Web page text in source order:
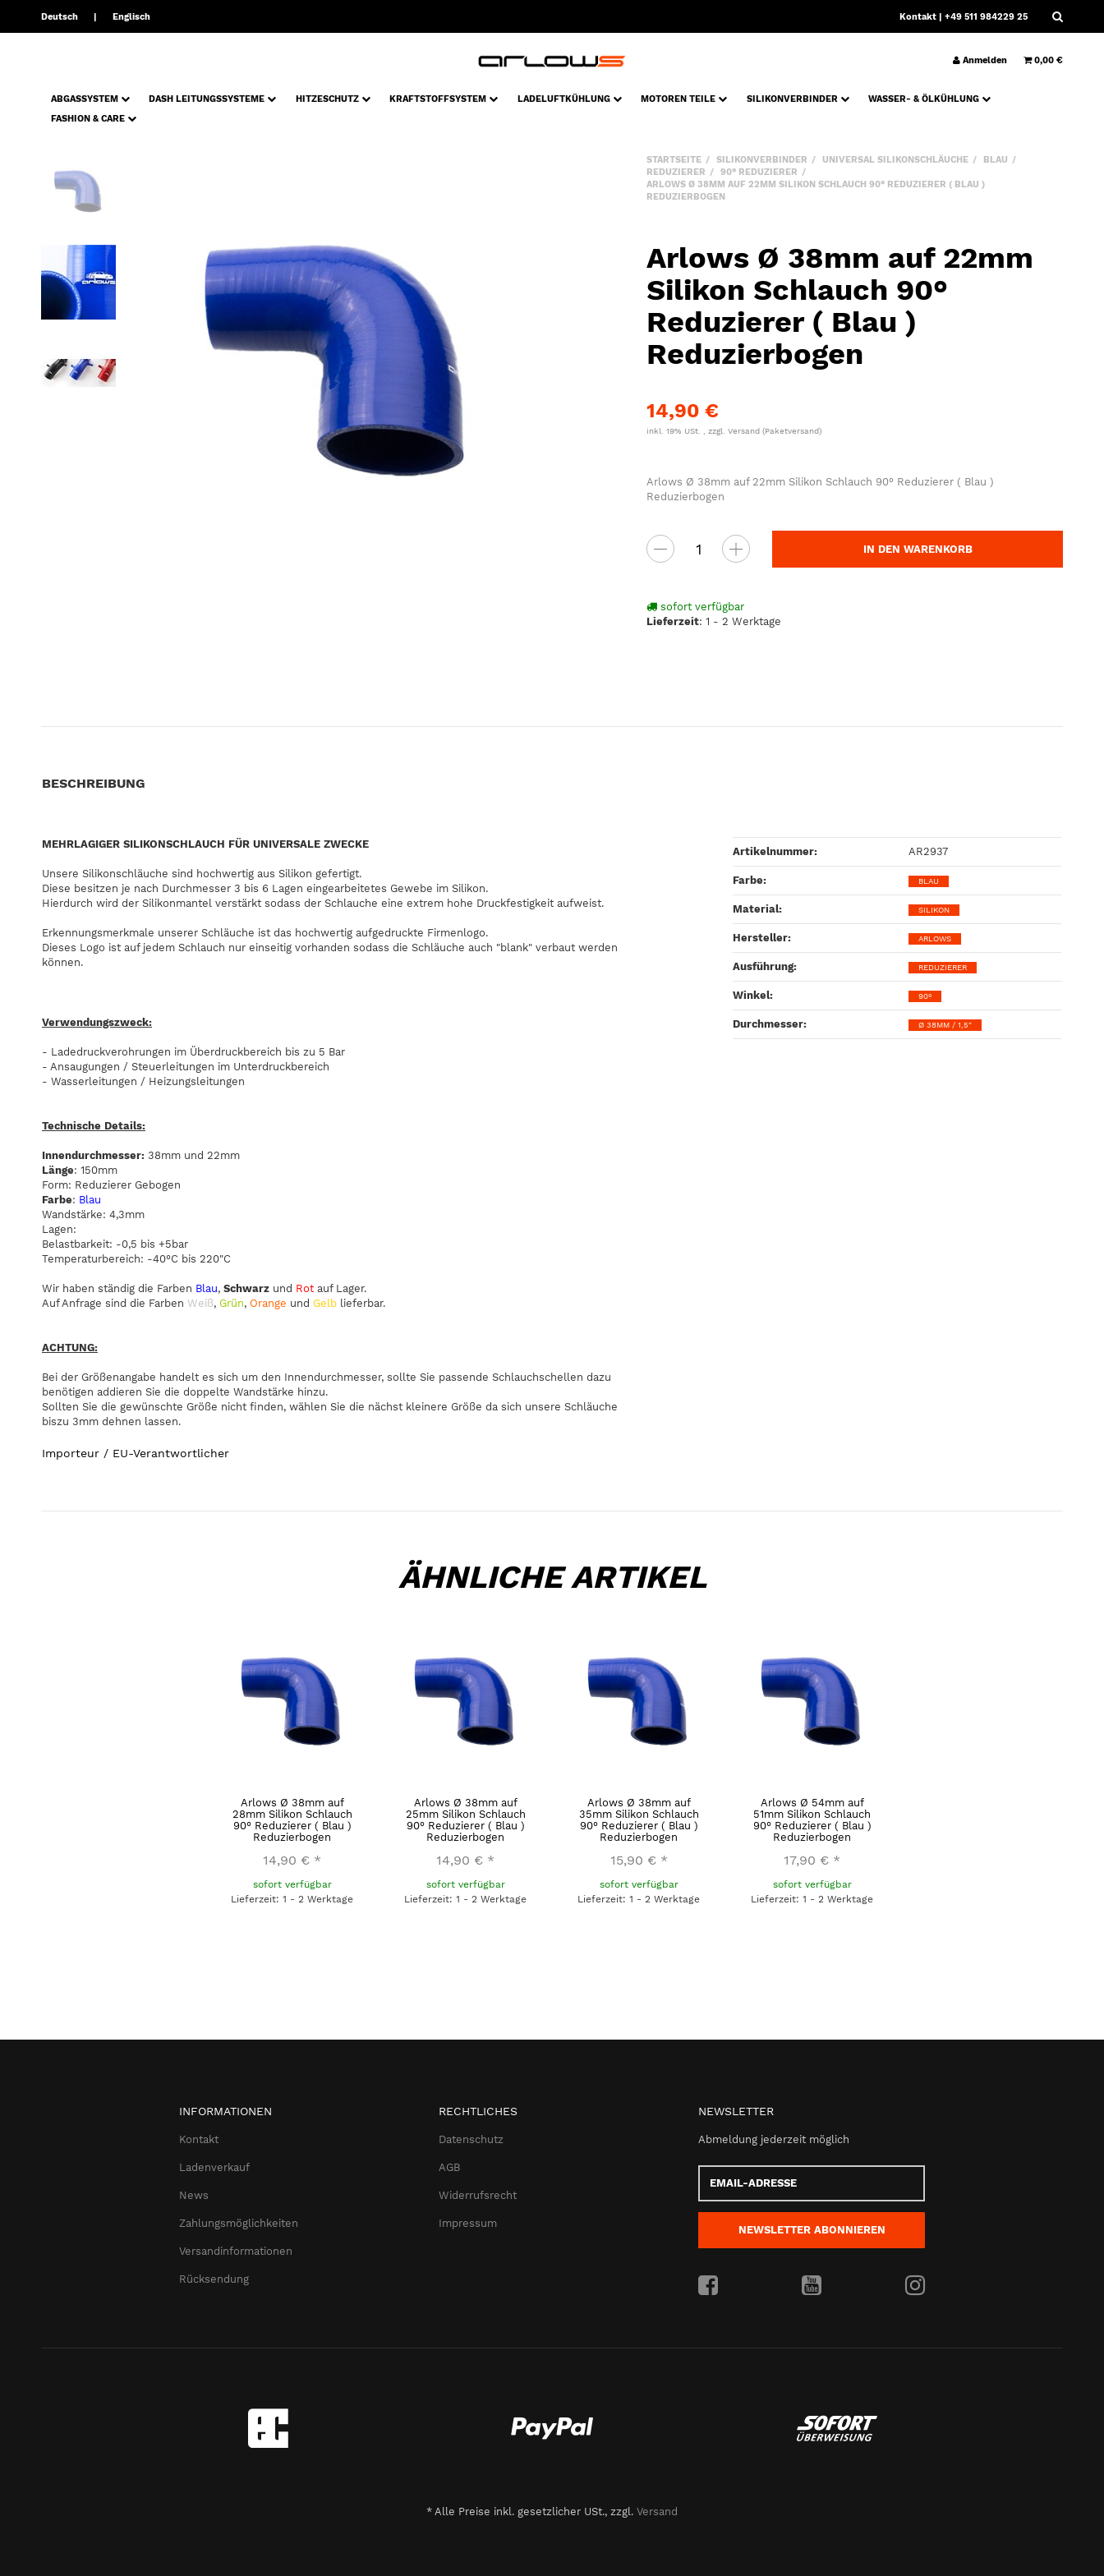
Deutsch Englisch Kontakt | +49 511 984229 25
Anmelden 0,00 €
ABGASSYSTEM DASH LEITUNGSSYSTEME HITZESCHUTZ KRAFTSTOFFSYSTEM LADELUFTKÜHLUNG MOTOREN TEILE SILIKONVERBINDER
WASSER- & ÖLKÜHLUNG
FASHION & CARE
STARTSEITE SILIKONVERBINDER UNIVERSAL SILIKONSCHLÄUCHE
BLAU
REDUZIERER
90° REDUZIERER
ARLOWS Ø 38MM AUF 22MM SILIKON SCHLAUCH 90° REDUZIERER ( BLAU )
REDUZIERBOGEN
Arlows Ø 38mm auf 22mm
Silikon Schlauch 90°
Reduzierer ( Blau )
Reduzierbogen
14,90 €
inkl. 19% USt. , zzgl.Versand(Paketversand)
Arlows Ø 38mm auf 22mm Silikon Schlauch 90° Reduzierer ( Blau )
Reduzierbogen
IN DEN WARENKORB
sofort verfügbar
Lieferzeit:1 - 2 Werktage
BESCHREIBUNG
MEHRLAGIGER SILIKONSCHLAUCH FÜR UNIVERSALE ZWECKE
Unsere Silikonschläuche sind hochwertig aus Silikon gefertigt.
Diese besitzen je nach Durchmesser 3 bis 6 Lagen eingearbeitetes Gewebe im Silikon.
Hierdurch wird der Silikonmantel verstärkt sodass der Schlauche eine extrem hohe Druckfestigkeit aufweist.
Erkennungsmerkmale unserer Schläuche ist das hochwertig aufgedruckte Firmenlogo.
Dieses Logo ist auf jedem Schlauch nur einseitig vorhanden sodass die Schläuche auch "blank" verbaut werden
können.
Verwendungszweck:
- Ladedruckverohrungen im Überdruckbereich bis zu 5 Bar
- Ansaugungen / Steuerleitungen im Unterdruckbereich
- Wasserleitungen / Heizungsleitungen
Technische Details:
Innendurchmesser: 38mm und 22mm
Länge: 150mm
Form: Reduzierer Gebogen
Farbe: Blau
Wandstärke: 4,3mm
Lagen:
Belastbarkeit: -0,5 bis +5bar
Temperaturbereich: -40°C bis 220"C
Wir haben ständig die Farben Blau, Schwarz und Rot auf Lager.
Auf Anfrage sind die Farben Weiß, Grün, Orange und Gelb lieferbar.
ACHTUNG:
Bei der Größenangabe handelt es sich um den Innendurchmesser, sollte Sie passende Schlauchschellen dazu
benötigen addieren Sie die doppelte Wandstärke hinzu.
Sollten Sie die gewünschte Größe nicht finden, wählen Sie die nächst kleinere Größe da sich unsere Schläuche
biszu 3mm dehnen lassen.
Artikelnummer: AR2937
Farbe‍: BLAU
Material‍: SILIKON
Hersteller‍: ARLOWS
Ausführung‍: REDUZIERER
Winkel‍: 90°
Durchmesser‍: Ø 38MM / 1,5"
Importeur / EU-Verantwortlicher
ÄHNLICHE ARTIKEL
Arlows Ø 38mm auf
28mm Silikon Schlauch
90° Reduzierer ( Blau )
Reduzierbogen
14,90 € *
sofort verfügbar
Lieferzeit: 1 - 2 Werktage
Arlows Ø 38mm auf
25mm Silikon Schlauch
90° Reduzierer ( Blau )
Reduzierbogen
14,90 € *
sofort verfügbar
Lieferzeit: 1 - 2 Werktage
Arlows Ø 38mm auf
35mm Silikon Schlauch
90° Reduzierer ( Blau )
Reduzierbogen
15,90 € *
sofort verfügbar
Lieferzeit: 1 - 2 Werktage
Arlows Ø 54mm auf
51mm Silikon Schlauch
90° Reduzierer ( Blau )
Reduzierbogen
17,90 € *
sofort verfügbar
Lieferzeit: 1 - 2 Werktage
INFORMATIONEN
Kontakt
Ladenverkauf
News
Zahlungsmöglichkeiten
Versandinformationen
Rücksendung
RECHTLICHES
Datenschutz
AGB
Widerrufsrecht
Impressum
NEWSLETTER
Abmeldung jederzeit möglich
Email-
Adresse
NEWSLETTER ABONNIEREN
* Alle Preise inkl. gesetzlicher USt., zzgl. Versand